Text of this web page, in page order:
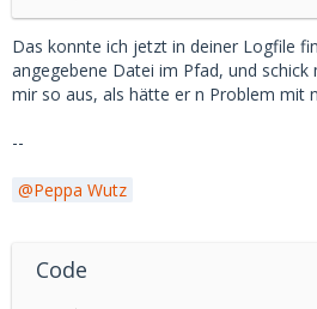
Das konnte ich jetzt in deiner Logfile
angegebene Datei im Pfad, und schick
mir so aus, als hätte er n Problem mit
--
Peppa Wutz
Code